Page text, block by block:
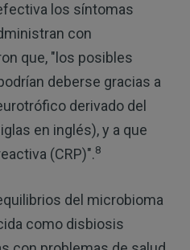
los síntomas
con
que, "los posibles
deberse gracias a
derivado del
en inglés), y a que
(CRP)".8
del microbioma
como disbiosis